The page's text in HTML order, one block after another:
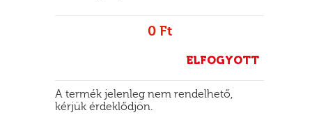
0 Ft
ELFOGYOTT
A termék jelenleg nem rendelhető,
kérjük érdeklődjön.